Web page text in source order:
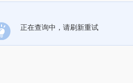
正在查询中，请刷新重试